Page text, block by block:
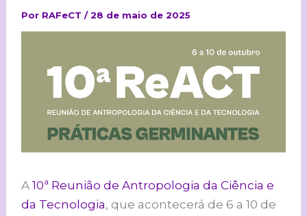
Por RAFeCT /28 de maio de 2025
A 10ª Reunião de Antropologia da Ciência e
da Tecnologia, que acontecerá de 6 a 10 de